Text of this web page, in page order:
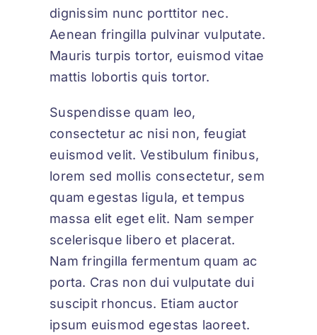
dignissim nunc porttitor nec.
Aenean fringilla pulvinar vulputate.
Mauris turpis tortor, euismod vitae
mattis lobortis quis tortor.
Suspendisse quam leo,
consectetur ac nisi non, feugiat
euismod velit. Vestibulum finibus,
lorem sed mollis consectetur, sem
quam egestas ligula, et tempus
massa elit eget elit. Nam semper
scelerisque libero et placerat.
Nam fringilla fermentum quam ac
porta. Cras non dui vulputate dui
suscipit rhoncus. Etiam auctor
ipsum euismod egestas laoreet.